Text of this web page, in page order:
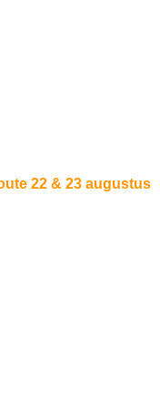
22 & 23 augustus